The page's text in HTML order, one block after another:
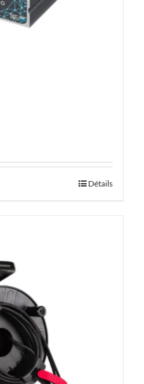
Détails